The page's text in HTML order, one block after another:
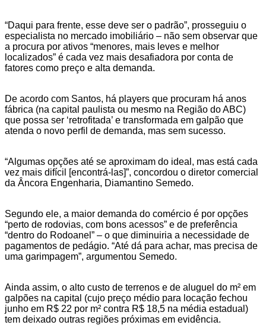
“Daqui para frente, esse deve ser o padrão”, prosseguiu o
especialista no mercado imobiliário – não sem observar que
a procura por ativos “menores, mais leves e melhor
localizados” é cada vez mais desafiadora por conta de
fatores como preço e alta demanda.
De acordo com Santos, há players que procuram há anos
fábrica (na capital paulista ou mesmo na Região do ABC)
que possa ser ‘retrofitada’ e transformada em galpão que
atenda o novo perfil de demanda, mas sem sucesso.
“Algumas opções até se aproximam do ideal, mas está cada
vez mais difícil [encontrá-las]”, concordou o diretor comercial
da Âncora Engenharia, Diamantino Semedo.
Segundo ele, a maior demanda do comércio é por opções
“perto de rodovias, com bons acessos” e de preferência
“dentro do Rodoanel” – o que diminuiria a necessidade de
pagamentos de pedágio. “Até dá para achar, mas precisa de
uma garimpagem”, argumentou Semedo.
Ainda assim, o alto custo de terrenos e de aluguel do m² em
galpões na capital (cujo preço médio para locação fechou
junho em R$ 22 por m² contra R$ 18,5 na média estadual)
tem deixado outras regiões próximas em evidência.